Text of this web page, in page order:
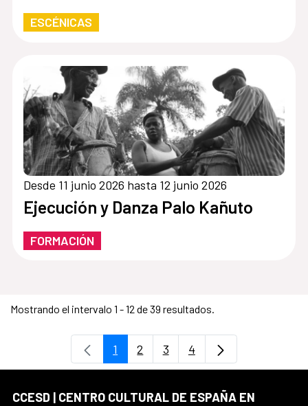
ESCÉNICAS
Desde 11 junio 2026 hasta 12 junio 2026
Ejecución y Danza Palo Kañuto
FORMACIÓN
Mostrando el intervalo 1 - 12 de 39 resultados.
Página
1 Página
2 Página
3 Página
4
CCESD | CENTRO CULTURAL DE ESPAÑA EN